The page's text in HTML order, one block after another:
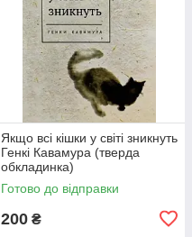
Якщо всі кішки у світі зникнуть
Генкі Кавамура (тверда
обкладинка)
Готово до відправки
200 ₴